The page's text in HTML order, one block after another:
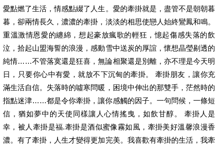
愛點燃了生活，情感點綴了人生。愛的牽掛就是，盡管不是朝朝暮
暮，卻兩情長久，濃濃的牽掛，淡淡的相思使戀人始終鸞鳳和鳴。
重溫激情恩愛的纏綿，想起豪放瘋歌的輕狂，憶起傷感失落的飲
泣，拾起山盟海誓的浪漫，感動雪中送炭的厚誼，懷想晶瑩剔透的
純情……不管落寞還是狂喜，無論相聚還是別離，亦不理是今天明
日，只要你心中有愛，就放不下沉甸的牽掛。 牽掛朋友，讓你充
滿生活自信。失落時的噓寒問暖，困境中伸出的那雙手，茫然時的
指點迷津……都是令你牽掛，讓你感觸的因子。一句問候，一條短
信，猶如夢中的天使同樣讓人心情搖曳，如飲甘醇。 牽掛人是
幸，被人牽掛是福.牽掛是酒似蜜像霧如風，牽掛美好溫馨浪漫香
濃。有了牽掛，人生才變得更加完美。我喜歡有牽掛的生活，我牽